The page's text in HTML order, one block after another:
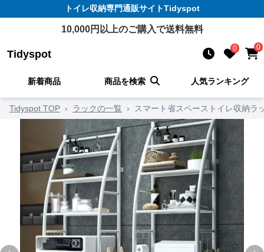
トイレ収納専門通販サイトTidyspot
10,000円以上のご購入で送料無料
Tidyspot 0 0
新着商品 商品を検索 人気ランキング
Tidyspot TOP › ラックの一覧 › スマート省スペーストイレ収納ラ